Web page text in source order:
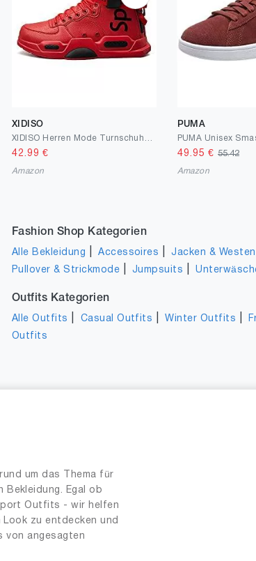
XIDISO
42.99 €
Amazon
PUMA
PUMA Unisex
49.95 € 55.42
Amazon
Fashion Shop Kategorien
Alle Bekleidung |Accessoires |Jacken & Westen
Pullover & Strickmode |Jumpsuits |
Outfits Kategorien
Alle Outfits Casual Outfits |Winter Outfits
Outfits
um das Thema für
Bekleidung. Egal ob
Outfits - wir helfen
zu entdecken und
von angesagten